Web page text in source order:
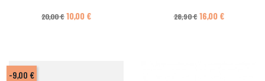
Prix de base
20,00 €Prix
10,00 € Prix de base
28,90 € Prix
16,00 €
-9,00 €